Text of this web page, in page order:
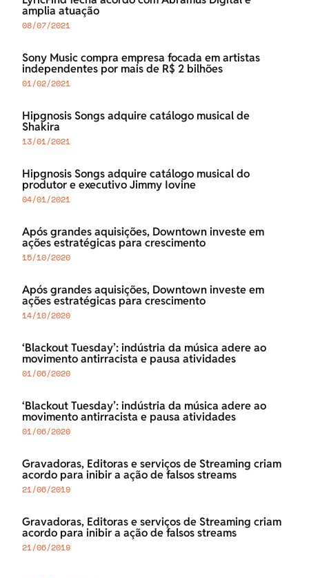
amplia atuação
08/07/2021
Sony Music compra empresa focada em artistas
independentes por mais de R$ 2 bilhões
01/02/2021
Hipgnosis Songs adquire catálogo musical de
Shakira
13/01/2021
Hipgnosis Songs adquire catálogo musical do
produtor e executivo Jimmy Iovine
04/01/2021
Após grandes aquisições, Downtown investe em
ações estratégicas para crescimento
15/10/2020
Após grandes aquisições, Downtown investe em
ações estratégicas para crescimento
14/10/2020
‘Blackout Tuesday’: indústria da música adere ao
movimento antirracista e pausa atividades
01/06/2020
‘Blackout Tuesday’: indústria da música adere ao
movimento antirracista e pausa atividades
01/06/2020
Gravadoras, Editoras e serviços de Streaming criam
acordo para inibir a ação de falsos streams
21/06/2019
Gravadoras, Editoras e serviços de Streaming criam
acordo para inibir a ação de falsos streams
21/06/2019